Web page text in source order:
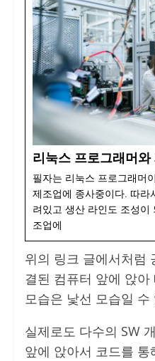
리눅스 프로그래머와
필자는 리눅스 프로그래머
제조업에 종사중이다. 따라
려있고 생산 라인도 조성이
조업에
위의 링크 글에서처럼
결된 컴퓨터 앞에 앉
모습은 낯선 모습일 수
실제로도 다수의 SW
앞에 앉아서 코드를